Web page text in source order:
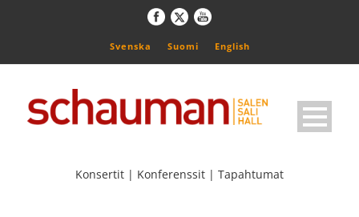
Svenska Suomi English
Konsertit | Konferenssit | Tapahtumat